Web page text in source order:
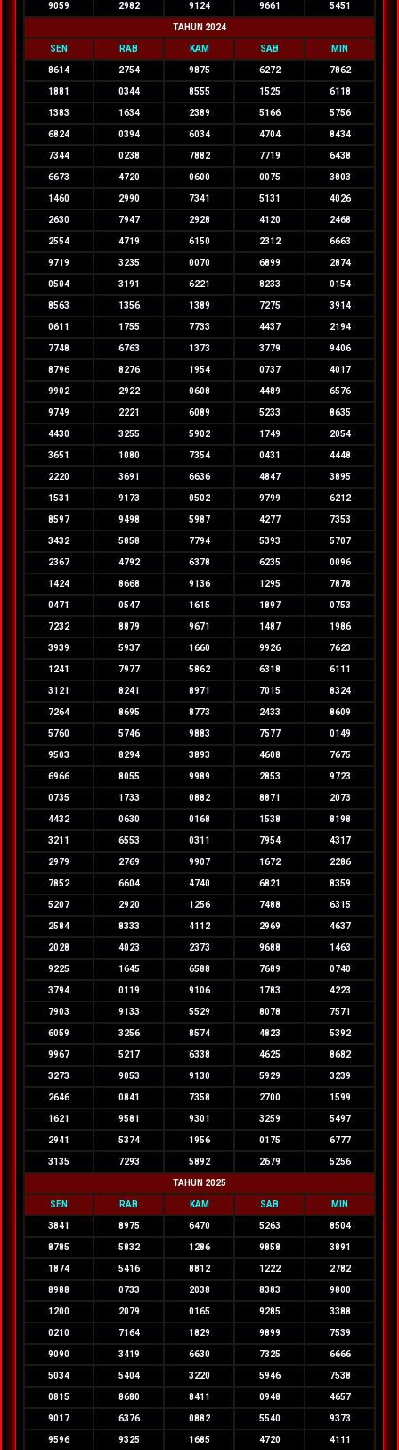
9059 2982 9124 9661 5451
TAHUN 2024
SEN RAB KAM SAB MIN
8614 2754 9875 6272 7862
1881 0344 8555 1525 6118
1383 1634 2389 5166 5756
6824 0394 6034 4704 8434
7344 0238 7882 7719 6438
6673 4720 0600 0075 3803
1460 2990 7341 5131 4026
2630 7947 2928 4120 2468
2554 4719 6150 2312 6663
9719 3235 0070 6899 2874
0504 3191 6221 8233 0154
8563 1356 1389 7275 3914
0611 1755 7733 4437 2194
7748 6763 1373 3779 9406
8796 8276 1954 0737 4017
9902 2922 0608 4489 6576
9749 2221 6089 5233 8635
4430 3255 5902 1749 2054
3651 1080 7354 0431 4448
2220 3691 6636 4847 3895
1531 9173 0502 9799 6212
8597 9498 5987 4277 7353
3432 5858 7794 5393 5707
2367 4792 6378 6235 0096
1424 8668 9136 1295 7878
0471 0547 1615 1897 0753
7232 8879 9671 1487 1986
3939 5937 1660 9926 7623
1241 7977 5862 6318 6111
3121 8241 8971 7015 8324
7264 8695 8773 2433 8609
5760 5746 9883 7577 0149
9503 8294 3893 4608 7675
6966 8055 9989 2853 9723
0735 1733 0882 8871 2073
4432 0630 0168 1538 8198
3211 6553 0311 7954 4317
2979 2769 9907 1672 2286
7852 6604 4740 6821 8359
5207 2920 1256 7488 6315
2584 8333 4112 2969 4637
2028 4023 2373 9688 1463
9225 1645 6588 7689 0740
3794 0119 9106 1783 4223
7903 9133 5529 8078 7571
6059 3256 8574 4823 5392
9967 5217 6338 4625 8682
3273 9053 9130 5929 3239
2646 0841 7358 2700 1599
1621 9581 9301 3259 5497
2941 5374 1956 0175 6777
3135 7293 5892 2679 5256
TAHUN 2025
SEN RAB KAM SAB MIN
3841 8975 6470 5263 8504
8785 5832 1286 9858 3891
1874 5416 8812 1222 2782
8988 0733 2038 8383 9800
1200 2079 0165 9285 3388
0210 7164 1829 9899 7539
9090 3419 6630 7325 6666
5034 5404 3220 5946 7538
0815 8680 8411 0948 4657
9017 6376 0882 5540 9373
9596 9325 1685 4720 4111